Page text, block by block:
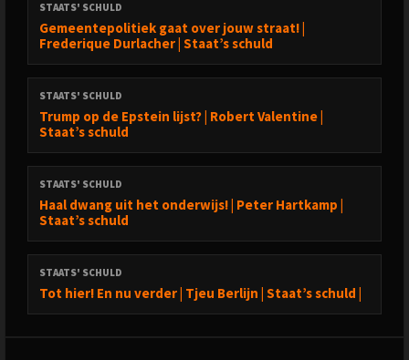
STAATS' SCHULD
Gemeentepolitiek gaat over jouw straat! |
Frederique Durlacher | Staat’s schuld
STAATS' SCHULD
Trump op de Epstein lijst? | Robert Valentine |
Staat’s schuld
STAATS' SCHULD
Haal dwang uit het onderwijs! | Peter Hartkamp |
Staat’s schuld
STAATS' SCHULD
Tot hier! En nu verder | Tjeu Berlijn | Staat’s schuld |